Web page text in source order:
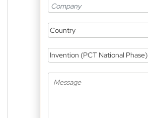
Country
Invention (PCT National Phase)